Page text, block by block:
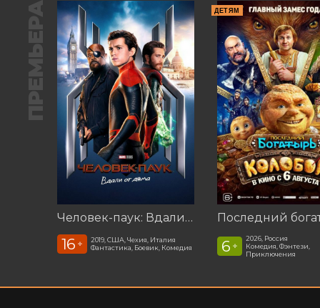
ПРЕМЬЕРА
Человек-паук: Вдали от дома (2019)
16 +
2019, США, Чехия, Италия
Фантастика, Боевик, Комедия
ДЕТЯМ
6 +
2026, Россия
Комедия, Фэнтези,
Приключения